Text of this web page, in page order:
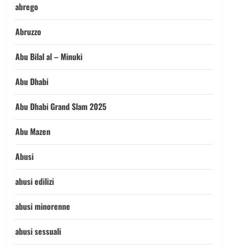
abrego
Abruzzo
Abu Bilal al – Minuki
Abu Dhabi
Abu Dhabi Grand Slam 2025
Abu Mazen
Abusi
abusi edilizi
abusi minorenne
abusi sessuali